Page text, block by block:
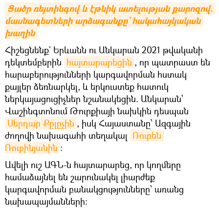
Ցածր ռեյտինգով և էթնիկ ատելության քարոզով.
մասնագետների արձագանքը` հակահայկական
խաղին
Հիշեցնենք` Երևանն ու Անկարան 2021 թվականի
դեկտեմբերին հայտարարեցին , որ պատրաստ են
հարաբերությունների կարգավորման հստակ
քայլեր ձեռնարկել, և երկուստեք հատուկ
ներկայացուցիչներ նշանակեցին. Անկարան՝
Վաշինգտոնում Թուրքիայի նախկին դեսպան
Սերդար Քըլըչին , իսկ Հայաստանը՝ Ազգային
ժողովի նախագահի տեղակալ Ռուբեն
Ռուբինյանին ։
Ավելի ուշ ԱԳՆ-ն հայտարարեց, որ կողմերը
համաձայնել են շարունակել լիարժեք
կարգավորման բանակցությունները՝ առանց
նախապայմանների։